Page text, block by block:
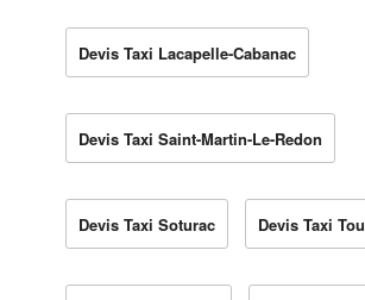
Devis Taxi Lacapelle-Cabanac
Devis Taxi Saint-Martin-Le-Redon
Devis Taxi Soturac Devis Taxi